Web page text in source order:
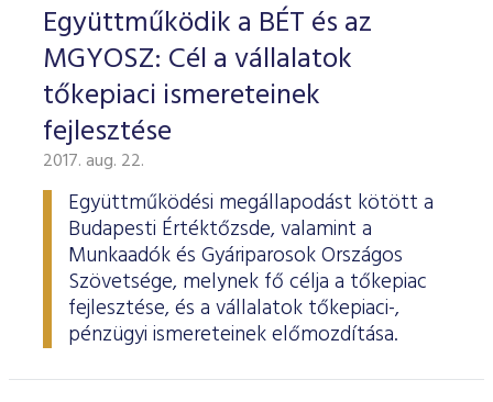
Együttműködik a BÉT és az
MGYOSZ: Cél a vállalatok
tőkepiaci ismereteinek
fejlesztése
2017. aug. 22.
Együttműködési megállapodást kötött a
Budapesti Értéktőzsde, valamint a
Munkaadók és Gyáriparosok Országos
Szövetsége, melynek fő célja a tőkepiac
fejlesztése, és a vállalatok tőkepiaci-,
pénzügyi ismereteinek előmozdítása.